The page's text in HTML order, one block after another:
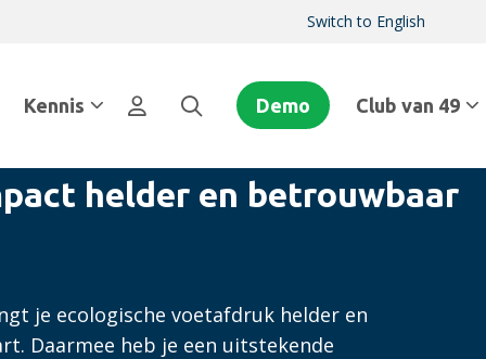
Switch to English
Kennis Demo Club van 49
helder en betrouwbaar
je ecologische voetafdruk helder en
Daarmee heb je een uitstekende